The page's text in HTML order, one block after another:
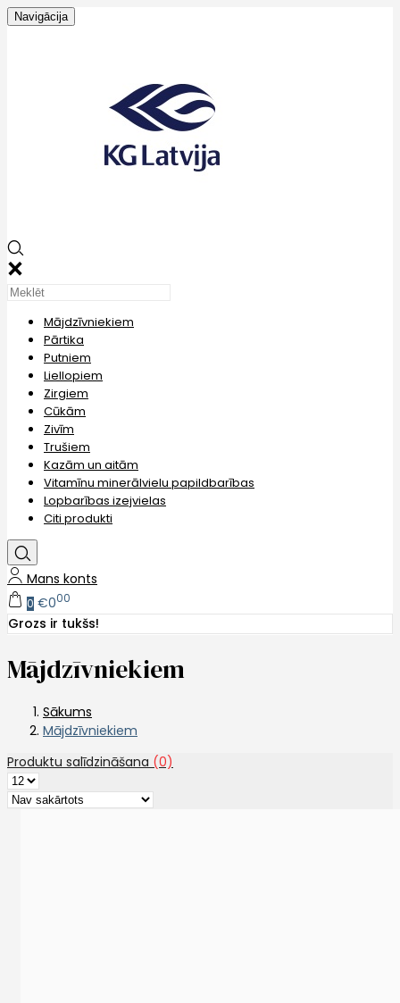
Navigācija
Mājdzīvniekiem
Pārtika
Putniem
Liellopiem
Zirgiem
Cūkām
Zivīm
Trušiem
Kazām un aitām
Vitamīnu minerālvielu papildbarības
Lopbarības izejvielas
Citi produkti
Mans konts
0 €000
Grozs ir tukšs!
Mājdzīvniekiem
Sākums
Mājdzīvniekiem
Produktu salīdzināšana (0)